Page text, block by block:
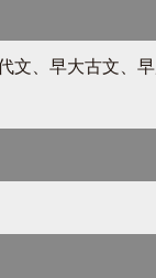
文、早大古文、